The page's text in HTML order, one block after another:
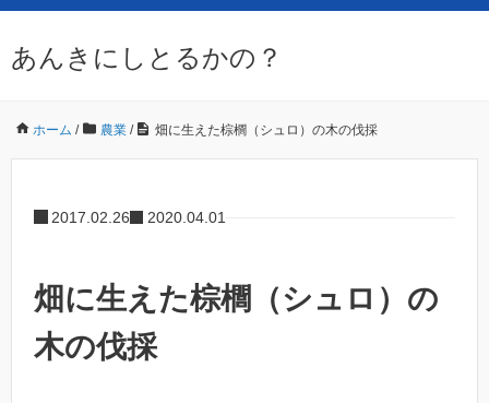
あんきにしとるかの？
ホーム / 農業 / 畑に生えた棕櫚（シュロ）の木の伐採
2017.02.26 2020.04.01
畑に生えた棕櫚（シュロ）の
木の伐採